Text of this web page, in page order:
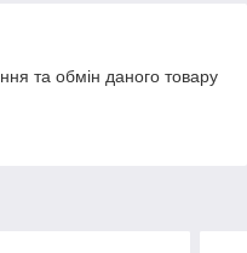
та обмін даного товару